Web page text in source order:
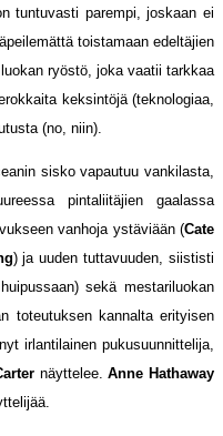
tuntuvasti parempi, joskaan ei
toistamaan edeltäjien
ryöstö, joka vaatii tarkkaa
keksintöjä (teknologiaa,
(no, niin).
sisko vapautuu vankilasta,
pintaliitäjien gaalassa
vanhoja ystäviään (Cate
) ja uuden tuttavuuden, siististi
sekä mestariluokan
toteutuksen kannalta erityisen
irlantilainen pukusuunnittelija,
näyttelee.Anne Hathaway